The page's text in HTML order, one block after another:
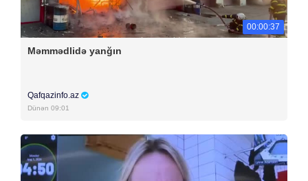
00:00:37
Məmmədlidə yanğın
Qafqazinfo.az
Dünən 09:01